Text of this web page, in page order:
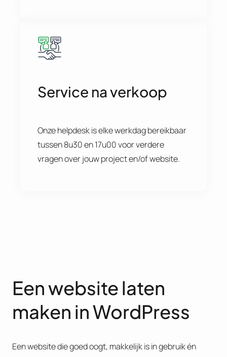
Service na verkoop
Onze helpdesk is elke werkdag bereikbaar
tussen 8u30 en 17u00 voor verdere
vragen over jouw project en/of website.
Een website laten
maken in WordPress
Een website die goed oogt, makkelijk is in gebruik én